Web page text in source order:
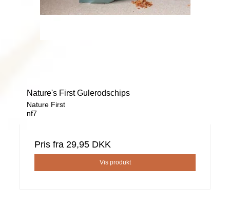
Nature's First Gulerodschips
Nature First
nf7
Pris fra 29,95 DKK
Vis produkt